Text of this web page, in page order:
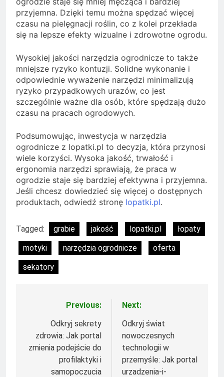
przyjemna. Dzięki temu można spędzać więcej
czasu na pielęgnacji roślin, co z kolei przekłada
się na lepsze efekty wizualne i zdrowotne ogrodu.
Wysokiej jakości narzędzia ogrodnicze to także
mniejsze ryzyko kontuzji. Solidne wykonanie i
odpowiednie wyważenie narzędzi minimalizują
ryzyko przypadkowych urazów, co jest
szczególnie ważne dla osób, które spędzają dużo
czasu na pracach ogrodowych.
Podsumowując, inwestycja w narzędzia
ogrodnicze z lopatki.pl to decyzja, która przynosi
wiele korzyści. Wysoka jakość, trwałość i
ergonomia narzędzi sprawiają, że praca w
ogrodzie staje się bardziej efektywna i przyjemna.
Jeśli chcesz dowiedzieć się więcej o dostępnych
produktach, odwiedź stronę lopatki.pl.
Tagged: grabie jakość lopatki.pl
łopaty
motyki
narzędzia ogrodnicze
oferta
sekatory
Nawigacja
wpisu
Previous:
Odkryj sekrety
zdrowia: Jak portal
zmienia podejście do
profilaktyki i
samopoczucia
Next:
Odkryj świat
nowoczesnych
technologii w
przemyśle: Jak portal
urzadzenia-i-